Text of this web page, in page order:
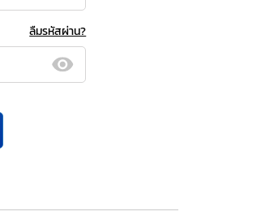
ลืมรหัสผ่าน?